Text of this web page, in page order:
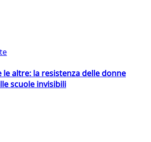
le altre: la resistenza delle donne
scuole invisibili